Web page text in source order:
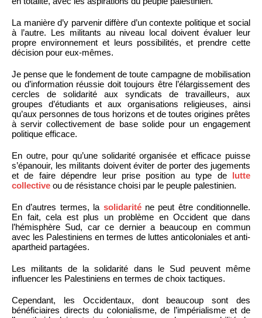
La manière d’y parvenir diffère d’un contexte politique et social
à l’autre. Les militants au niveau local doivent évaluer leur
propre environnement et leurs possibilités, et prendre cette
décision pour eux-mêmes.
Je pense que le fondement de toute campagne de mobilisation
ou d’information réussie doit toujours être l’élargissement des
cercles de solidarité aux syndicats de travailleurs, aux
groupes d’étudiants et aux organisations religieuses, ainsi
qu’aux personnes de tous horizons et de toutes origines prêtes
à servir collectivement de base solide pour un engagement
politique efficace.
En outre, pour qu’une solidarité organisée et efficace puisse
s’épanouir, les militants doivent éviter de porter des jugements
et de faire dépendre leur prise position au type de lutte
collective ou de résistance choisi par le peuple palestinien.
En d’autres termes, la solidariténe peut être conditionnelle.
En fait, cela est plus un problème en Occident que dans
l’hémisphère Sud, car ce dernier a beaucoup en commun
avec les Palestiniens en termes de luttes anticoloniales et anti-
apartheid partagées.
Les militants de la solidarité dans le Sud peuvent même
influencer les Palestiniens en termes de choix tactiques.
Cependant, les Occidentaux, dont beaucoup sont des
bénéficiaires directs du colonialisme, de l’impérialisme et de